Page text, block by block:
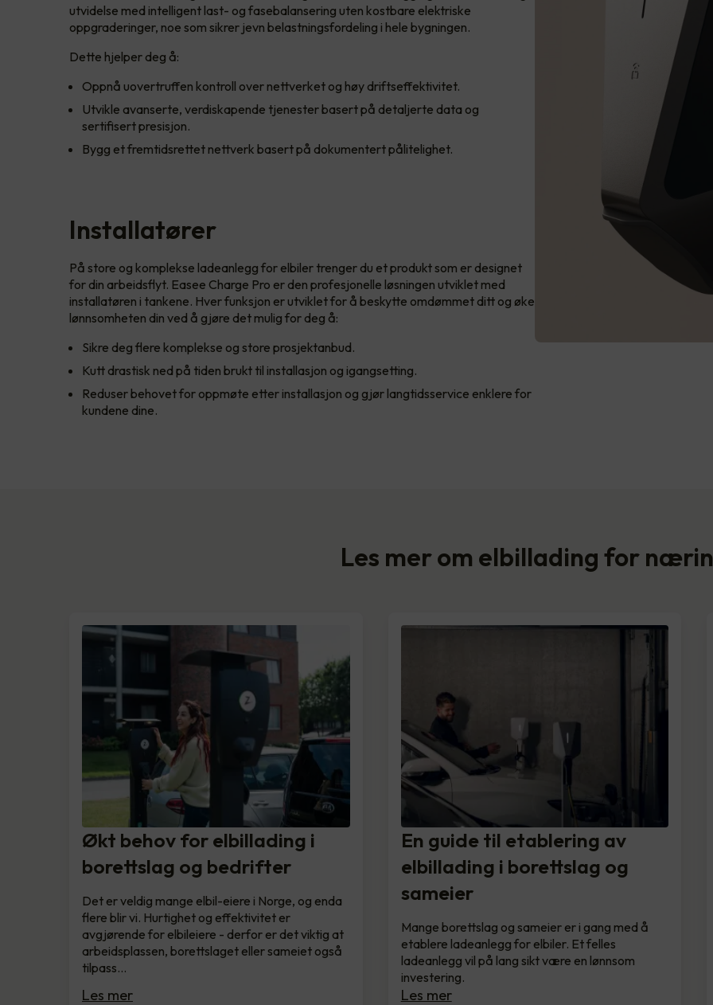
utvidelse med intelligent last- og fasebalansering uten kostbare elektriske
oppgraderinger, noe som sikrer jevn belastningsfordeling i hele bygningen.
Dette hjelper deg å:
Oppnå uovertruffen kontroll over nettverket og høy driftseffektivitet.
Utvikle avanserte, verdiskapende tjenester basert på detaljerte data og
sertifisert presisjon.
Bygg et fremtidsrettet nettverk basert på dokumentert pålitelighet.
Installatører
På store og komplekse ladeanlegg for elbiler trenger du et produkt som er designet
for din arbeidsflyt. Easee Charge Pro er den profesjonelle løsningen utviklet med
installatøren i tankene. Hver funksjon er utviklet for å beskytte omdømmet ditt og øke
lønnsomheten din ved å gjøre det mulig for deg å:
Sikre deg flere komplekse og store prosjektanbud.
Kutt drastisk ned på tiden brukt til installasjon og igangsetting.
Reduser behovet for oppmøte etter installasjon og gjør langtidsservice enklere for
kundene dine.
Les mer om elbillading for
Økt behov for elbillading i
borettslag og bedrifter
Det er veldig mange elbil-eiere i Norge, og enda
flere blir vi. Hurtighet og effektivitet er
avgjørende for elbileiere - derfor er det viktig at
arbeidsplassen, borettslaget eller sameiet også
tilpass…
Les mer
En guide til etablering av
elbillading i borettslag og
sameier
Mange borettslag og sameier er i gang med å
etablere ladeanlegg for elbiler. Et felles
ladeanlegg vil på lang sikt være en lønnsom
investering.
Les mer